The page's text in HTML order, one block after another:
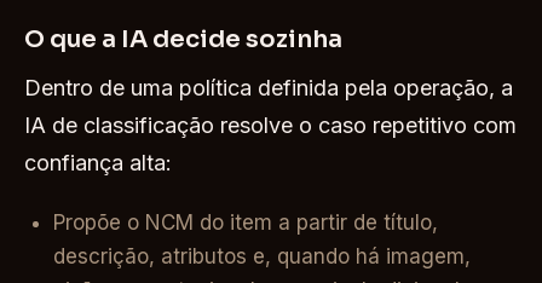
O que a IA decide sozinha
Dentro de uma política definida pela operação, a
IA de classificação resolve o caso repetitivo com
confiança alta:
Propõe o NCM do item a partir de título,
descrição, atributos e, quando há imagem,